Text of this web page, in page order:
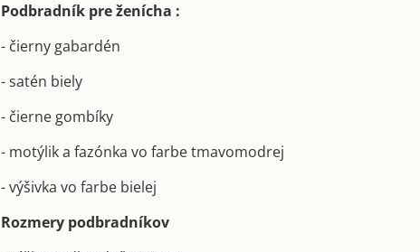
Podbradník pre ženícha :
- čierny gabardén
- satén biely
- čierne gombíky
- motýlik a fazónka vo farbe tmavomodrej
- výšivka vo farbe bielej
Rozmery podbradníkov